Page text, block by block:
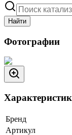
Найти
Фотографии
Бренд
Артикул